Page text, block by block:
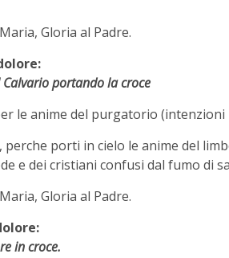
Gloria al Padre.
portando la croce
le anime del purgatorio
perche porti in cielo le anime del
e dei cristiani confusi dal fumo di
Gloria al Padre.
in croce.